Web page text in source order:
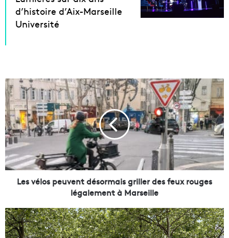
d’histoire d’Aix-Marseille
Université
L
e
s
v
é
l
o
s
p
e
n
t
Les vélos peuvent désormais griller des feux rouges
légalement à Marseille
L
a
r